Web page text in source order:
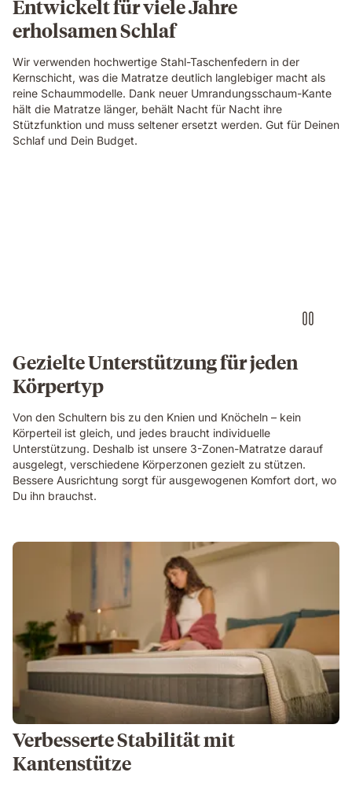
in
a
bright
bedroom
with
teal
curtains
and
a
Entwickelt für viele Jahre
erholsamen Schlaf
Wir verwenden hochwertige Stahl-Taschenfedern in der
Kernschicht, was die Matratze deutlich langlebiger macht als
reine Schaummodelle. Dank neuer Umrandungsschaum-Kante
hält die Matratze länger, behält Nacht für Nacht ihre
Stützfunktion und muss seltener ersetzt werden. Gut für Deinen
Schlaf und Dein Budget.
with
a
layers
view
showing
foam
and
spring
construction
Gezielte Unterstützung für jeden
Körpertyp
Von den Schultern bis zu den Knien und Knöcheln – kein
Körperteil ist gleich, und jedes braucht individuelle
Unterstützung. Deshalb ist unsere 3-Zonen-Matratze darauf
ausgelegt, verschiedene Körperzonen gezielt zu stützen.
Bessere Ausrichtung sorgt für ausgewogenen Komfort dort, wo
Du ihn brauchst.
Verbesserte Stabilität mit
Kantenstütze